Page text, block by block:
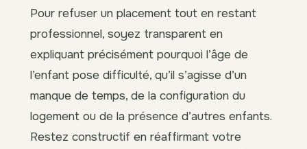
Pour refuser un placement tout en restant
professionnel, soyez transparent en
expliquant précisément pourquoi l’âge de
l’enfant pose difficulté, qu’il s’agisse d’un
manque de temps, de la configuration du
logement ou de la présence d’autres enfants.
Restez constructif en réaffirmant votre